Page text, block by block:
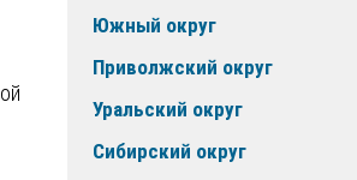
Южный округ
Приволжский округ
Уральский округ
Сибирский округ